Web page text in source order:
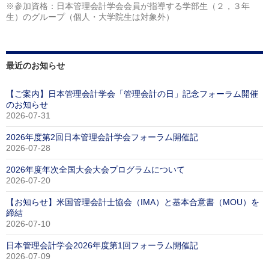
※参加資格：日本管理会計学会会員が指導する学部生（２，３年
生）のグループ（個人・大学院生は対象外）
最近のお知らせ
【ご案内】日本管理会計学会「管理会計の日」記念フォーラム開催
のお知らせ
2026-07-31
2026年度第2回日本管理会計学会フォーラム開催記
2026-07-28
2026年度年次全国大会大会プログラムについて
2026-07-20
【お知らせ】米国管理会計士協会（IMA）と基本合意書（MOU）を
締結
2026-07-10
日本管理会計学会2026年度第1回フォーラム開催記
2026-07-09